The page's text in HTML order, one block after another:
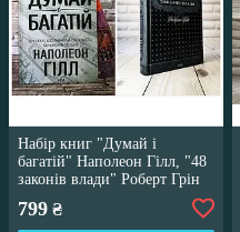
Набір книг "Думай і
багатій" Наполеон Гілл, "48
законів влади" Роберт Грін
799 ₴